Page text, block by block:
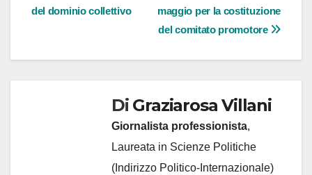
maggio per la costituzione
del comitato promotore
del dominio collettivo
Di Graziarosa Villani
Giornalista professionista,
Laureata in Scienze Politiche
(Indirizzo Politico-Internazionale)